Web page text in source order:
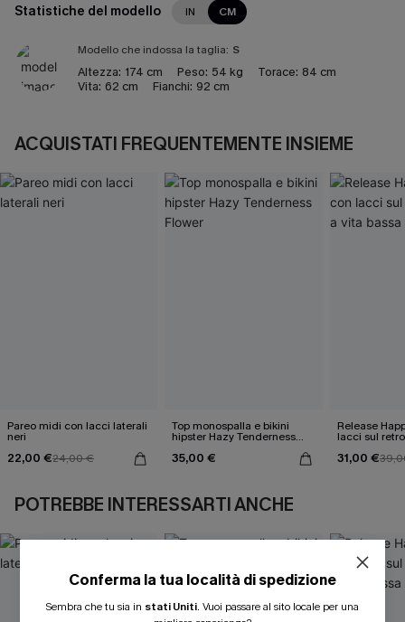
Statistiche del modello IN CM
Modello che indossa la taglia: S
Altezza: 174 cm Peso: 54 kg Torace: 84 cm
Vita: 62 cm Fianchi: 92 cm
ACQUISTATI FREQUENTEMENTE INSIEME
Pareo midi con lacci laterali
neri
22,00 €24,00 €
Top monospalla e bikini
hipster Hazy Tenderness
Flower
35,00 €
Release
lacci sul
31,00 €
POTREBBE INTERESSARTI ANCHE
Conferma la tua località di spedizione
Sembra che tu sia in stati Uniti. Vuoi passare al sito locale per una